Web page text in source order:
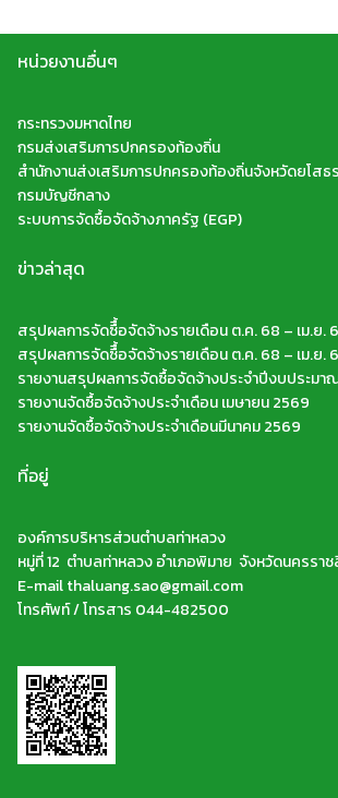
หน่วยงานอื่นๆ
กระทรวงมหาดไทย
กรมส่งเสริมการปกครองท้องถิ่น
สำนักงานส่งเสริมการปกครองท้องถิ่นจังหวัดยโสธร
กรมบัญชีกลาง
ระบบการจัดซื้อจัดจ้างภาครัฐ (EGP)
ข่าวล่าสุด
สรุปผลการจัดซืื้อจัดจ้างรายเดือน ต.ค. 68 – เม.ย.
สรุปผลการจัดซืื้อจัดจ้างรายเดือน ต.ค. 68 – เม.ย.
รายงานสรุปผลการจัดซื้อจัดจ้างประจำปีงบประมา
รายงานจัดซื้อจัดจ้างประจำเดือน เมษายน 2569
รายงานจัดซื้อจัดจ้างประจำเดือนมีนาคม 2569
ที่อยู่
องค์การบริหารส่วนตำบลท่าหลวง
หมู่ที่ 12 ตำบลท่าหลวง อำเภอพิมาย จังหวัดนครราช
E-mail thaluang.sao@gmail.com
โทรศัพท์ / โทรสาร 044-482500